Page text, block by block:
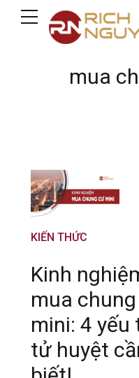
mua
KIẾN THỨC
Kinh
mua
mini: 4 yếu
tử huyệt